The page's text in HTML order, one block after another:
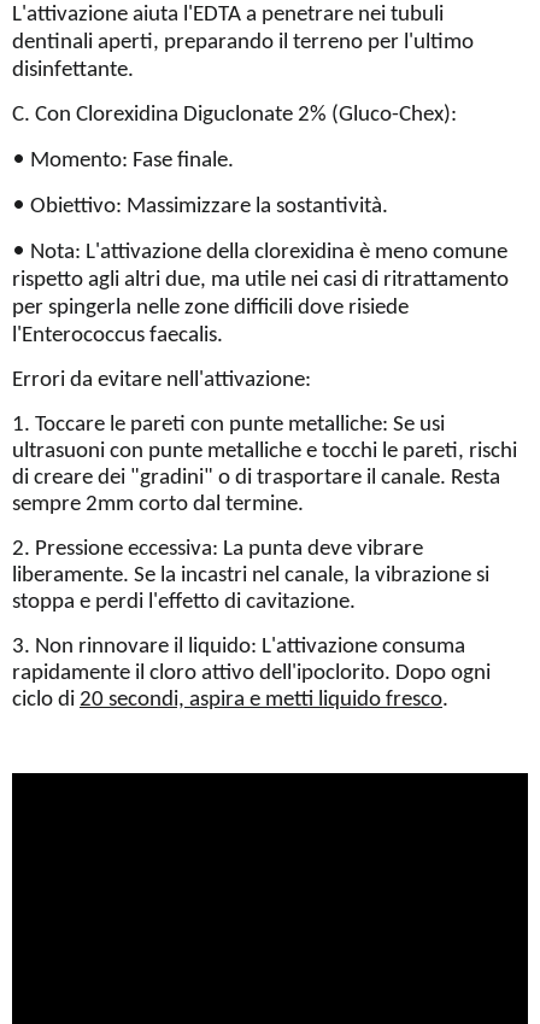
L'attivazione aiuta l'EDTA a penetrare nei tubuli
dentinali aperti, preparando il terreno per l'ultimo
disinfettante.
C. Con Clorexidina Diguclonate 2% (Gluco-Chex):
• Momento: Fase finale.
• Obiettivo: Massimizzare la sostantività.
• Nota: L'attivazione della clorexidina è meno comune
rispetto agli altri due, ma utile nei casi di ritrattamento
per spingerla nelle zone difficili dove risiede
l'Enterococcus faecalis.
Errori da evitare nell'attivazione:
1. Toccare le pareti con punte metalliche: Se usi
ultrasuoni con punte metalliche e tocchi le pareti, rischi
di creare dei "gradini" o di trasportare il canale. Resta
sempre 2mm corto dal termine.
2. Pressione eccessiva: La punta deve vibrare
liberamente. Se la incastri nel canale, la vibrazione si
stoppa e perdi l'effetto di cavitazione.
3. Non rinnovare il liquido: L'attivazione consuma
rapidamente il cloro attivo dell'ipoclorito. Dopo ogni
ciclo di 20 secondi, aspira e metti liquido fresco.